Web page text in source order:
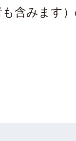
含みます